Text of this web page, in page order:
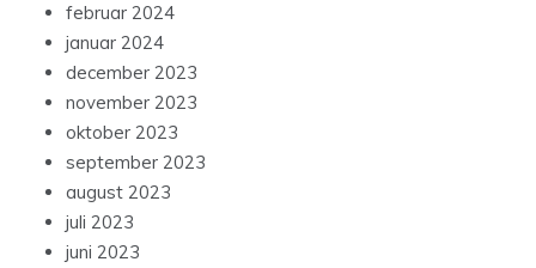
februar 2024
januar 2024
december 2023
november 2023
oktober 2023
september 2023
august 2023
juli 2023
juni 2023